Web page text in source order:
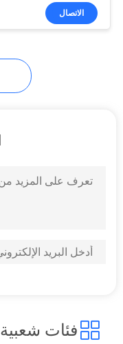
المنافذ
الاتصال
فئات شعبية